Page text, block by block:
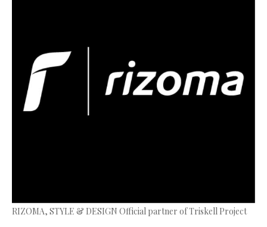
RIZOMA, STYLE & DESIGN Official partner of Triskell Project